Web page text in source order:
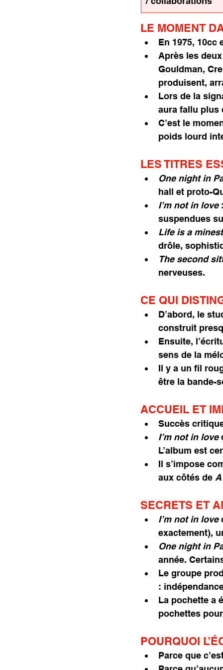
LE MOMENT
En 1975,
Après les
Gouldman,
produisent,
Lors de la
aura fallu plus
C’est le
poids lourd
LES TITRES
One night in
hall et proto-
I’m not in love :
suspendues
Life is a
drôle,
The second
nerveuses.
CE QUI
D’abord, le
construit
Ensuite,
sens de la
Il y a un fil
être la bande-
ACCUEIL ET
Succès
I’m not in love
L’album est
Il s’impose
aux côtés de
SECRETS ET
I’m not in love
exactement),
One night in
année.
Le groupe
:
La pochette a
pochettes
POURQUOI
Parce que